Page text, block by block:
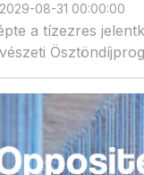
2029-08-31 00:00:00
a tízezres
pályázók